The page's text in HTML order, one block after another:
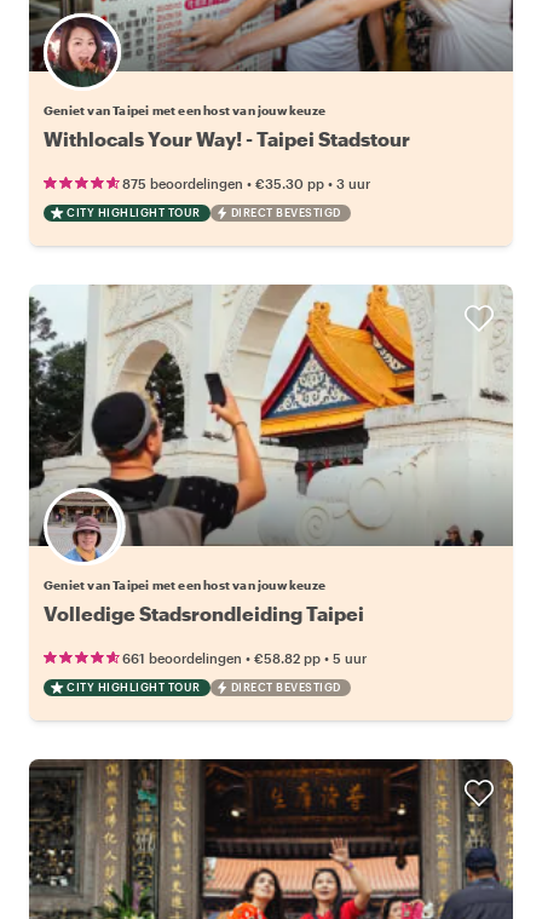
Kies jouw favoriete local
Geniet van Taipei met een host van jouw keuze
Withlocals Your Way! - Taipei Stadstour
875 beoordelingen • €35.30 pp • 3 uur
CITY HIGHLIGHT TOUR DIRECT BEVESTIGD
Kies jouw favoriete local
Geniet van Taipei met een host van jouw keuze
Volledige Stadsrondleiding Taipei
661 beoordelingen • €58.82 pp • 5 uur
CITY HIGHLIGHT TOUR DIRECT BEVESTIGD